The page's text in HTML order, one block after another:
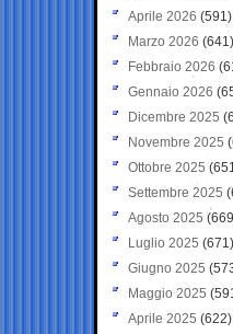
Aprile 2026 (591)
Marzo 2026 (641)
Febbraio 2026
Gennaio 2026
Dicembre 2025
Novembre 2025
Ottobre 2025
Settembre 2025
Agosto 2025
Luglio 2025 (671)
Giugno 2025
Maggio 2025
Aprile 2025 (622)